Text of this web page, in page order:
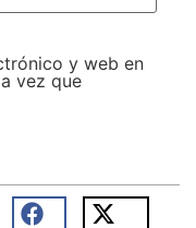
y web en
vez que